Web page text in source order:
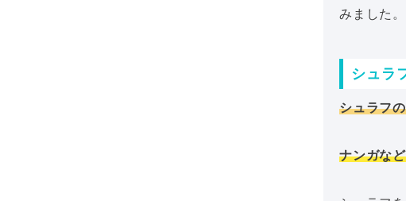
みました。
シュラ
シュラフ
ナンガな